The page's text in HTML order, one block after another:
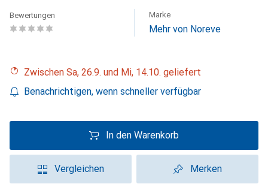
Bewertungen Marke
Mehr von Noreve
Zwischen Sa, 26.9. und Mi, 14.10. geliefert
Benachrichtigen, wenn schneller verfügbar
In den Warenkorb
Vergleichen Merken